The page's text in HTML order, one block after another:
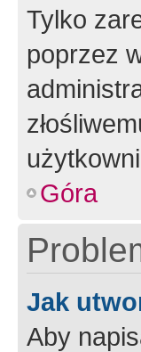
Tylko
poprzez
Góra
Jak
Aby